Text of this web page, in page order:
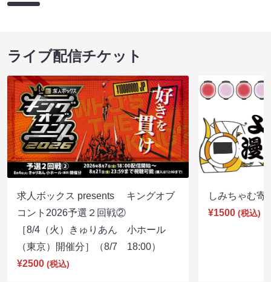
ライブ配信チケット
求人ボックス presents キングオブ
コント2026予選２回戦②
［8/4（火）きゅりあん 小ホール
（東京）開催分］（8/7 18:00）
¥2500 (税込)
しみちゃむ
¥1500 (税込)